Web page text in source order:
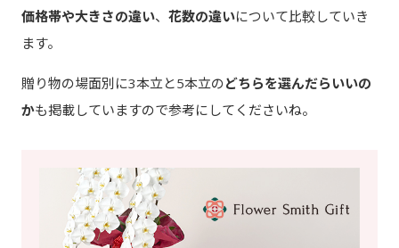
価格帯や大きさの違い、 花数の違いについて比較していき
ます。
贈り物の場面別に3本立と5本立のどちらを選んだらいいの
かも掲載していますので参考にしてくださいね。